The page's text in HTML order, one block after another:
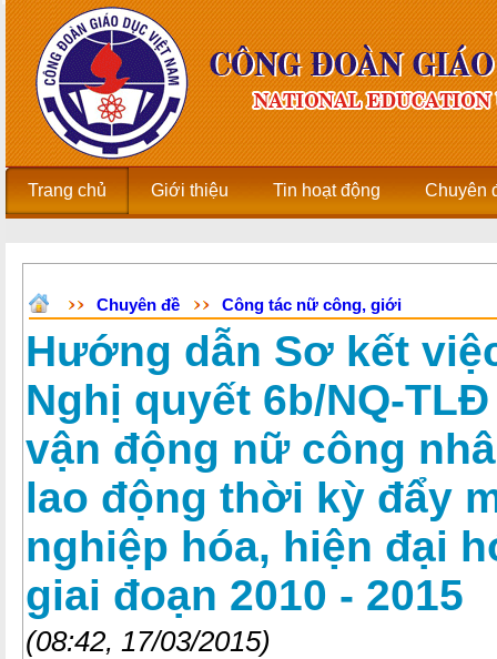
Trang chủ Giới thiệu Tin hoạt động Chuyên
Chuyên đề Công tác nữ công, giới
Hướng dẫn Sơ kết
Nghị quyết 6b/NQ-
vận động nữ công
lao động thời kỳ đẩy
nghiệp hóa, hiện đại
giai đoạn 2010 - 2015
(08:42, 17/03/2015)